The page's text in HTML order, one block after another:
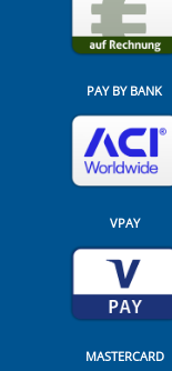
PAY BY BANK
VPAY
MASTERCARD